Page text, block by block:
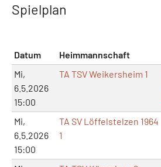
Spielplan
Datum Heimmannschaft
Mi,
6.5.2026
15:00
TA TSV Weikersheim 1
Mi,
6.5.2026
15:00
TA SV Löffelstelzen 1964
1